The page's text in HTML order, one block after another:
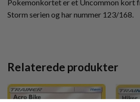
Pokemonkortet er et Uncommon kort
Storm serien og har nummer 123/168.
Relaterede produkter